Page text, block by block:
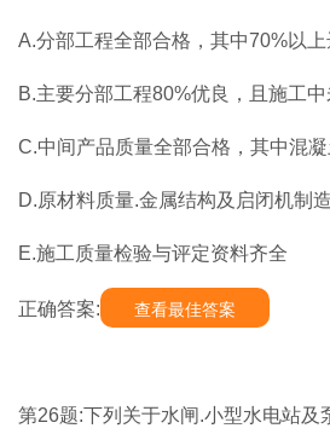
A.分部工程全部合格，其中70%以上
B.主要分部工程80%优良，且施工
C.中间产品质量全部合格，其中混
D.原材料质量.金属结构及启闭机制
E.施工质量检验与评定资料齐全
正确答案: 查看最佳答案
第26题:下列关于水闸.小型水电站及